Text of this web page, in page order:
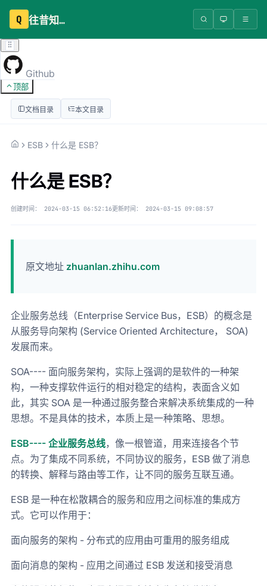
Q 往昔知识库
Github
顶部
文档目录 本文目录
ESB 什么是 ESB？
什么是 ESB？
创建时间： 2024-03-15 06:52:16更新时间： 2024-03-15 09:08:57
原文地址 zhuanlan.zhihu.com
企业服务总线（Enterprise Service Bus，ESB）的概念是
从服务导向架构 (Service Oriented Architecture， SOA)
发展而来。
SOA---- 面向服务架构，实际上强调的是软件的一种架
构，一种支撑软件运行的相对稳定的结构，表面含义如
此，其实 SOA 是一种通过服务整合来解决系统集成的一种
思想。不是具体的技术，本质上是一种策略、思想。
ESB---- 企业服务总线，像一根管道，用来连接各个节
点。为了集成不同系统，不同协议的服务，ESB 做了消息
的转换、解释与路由等工作，让不同的服务互联互通。
ESB 是一种在松散耦合的服务和应用之间标准的集成方
式。它可以作用于：
面向服务的架构 - 分布式的应用由可重用的服务组成
面向消息的架构 - 应用之间通过 ESB 发送和接受消息